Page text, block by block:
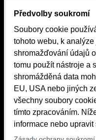
Spisová
vedená u
Ostravě
e-mail:
Předvolby soukromí
Soubory cookie
tohoto webu, k
shromažďování údajů
tomu použít nástroje a
shromážděná data
EU, USA nebo jiných
všechny soubory
tímto zpracováním.
informace nebo upravit